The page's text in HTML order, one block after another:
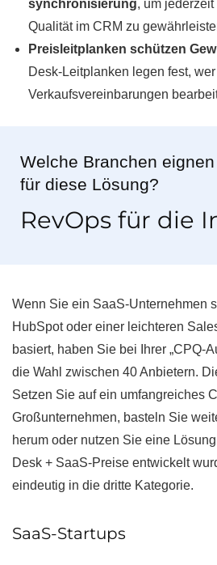
synchronisierung, um
Qualität im CRM zu
Preisleitplanken schützen
Desk-Leitplanken legen fest,
Verkaufsvereinbarungen
Welche Branchen
für diese Lösung?
RevOps für die
Wenn Sie ein SaaS-Unternehmen
HubSpot oder einer leichteren
basiert, haben Sie bei Ihrer „CPQ-
die Wahl zwischen 40 Anbietern.
Setzen Sie auf ein umfangreiches
Großunternehmen, basteln Sie
herum oder nutzen Sie eine
Desk + SaaS-Preise entwickelt
eindeutig in die dritte Kategorie.
SaaS-Startups